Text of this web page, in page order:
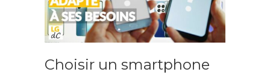
Choisir un smartphone